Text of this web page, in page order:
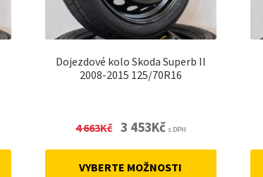
Dojezdové kolo Skoda Superb II
2008-2015 125/70R16
4 663Kč
Original
4
3 453KčCurrent
3
s DPH
VYBERTE MOŽNOSTI